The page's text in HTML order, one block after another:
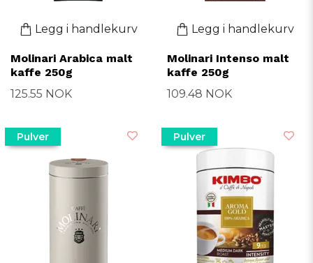
Legg i handlekurv
Molinari Arabica malt
kaffe 250g
125.55 NOK
Legg i handlekurv
Molinari Intenso malt
kaffe 250g
109.48 NOK
Pulver Pulver